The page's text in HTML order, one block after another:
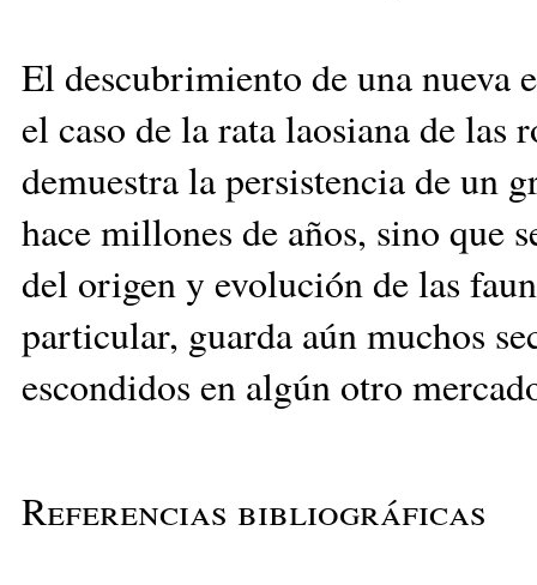
El descubrimiento de una nueva
el caso de la rata laosiana de las
demuestra la persistencia de un
hace millones de años, sino que
del origen y evolución de las
particular, guarda aún muchos
escondidos en algún otro
Referencias bibliográficas